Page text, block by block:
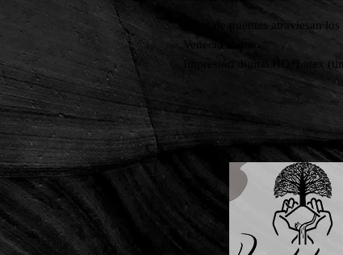
Miles de puentes atraviesan
Venecia eterna.
Impresión digital HD+Latex